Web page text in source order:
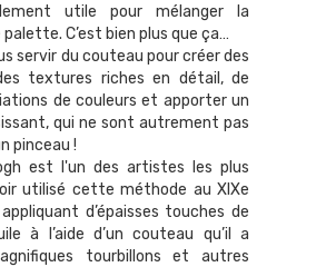
utile pour mélanger la
C’est bien plus que ça…
servir du couteau pour créer des
textures riches en détail, de
de couleurs et apporter un
qui ne sont autrement pas
pinceau !
est l'un des artistes les plus
utilisé cette méthode au XIXe
d’épaisses touches de
à l’aide d’un couteau qu’il a
tourbillons et autres